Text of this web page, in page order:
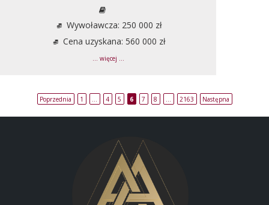
Wywoławcza: 250 000 zł
Cena uzyskana: 560 000 zł
... więcej ...
Poprzednia 1 4 5 6 7 8 2163 Następna